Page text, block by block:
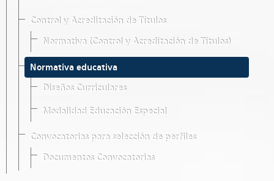
Control y Acreditación de Títulos
Normativa (Control y Acreditación de Títulos)
Normativa educativa
Diseños Curriculares
Modalidad Educación Especial
Convocatorias para selección de perfiles
Documentos Convocatorias